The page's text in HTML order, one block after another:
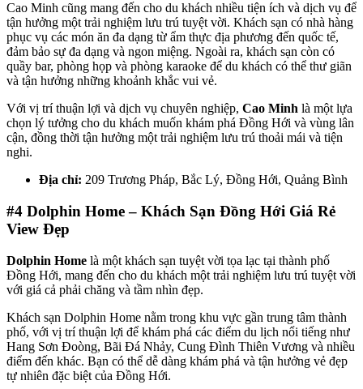
Cao Minh cũng mang đến cho du khách nhiều tiện ích và dịch vụ để
tận hưởng một trải nghiệm lưu trú tuyệt vời. Khách sạn có nhà hàng
phục vụ các món ăn đa dạng từ ẩm thực địa phương đến quốc tế,
đảm bảo sự đa dạng và ngon miệng. Ngoài ra, khách sạn còn có
quầy bar, phòng họp và phòng karaoke để du khách có thể thư giãn
và tận hưởng những khoảnh khắc vui vẻ.
Với vị trí thuận lợi và dịch vụ chuyên nghiệp, Cao Minh là một lựa
chọn lý tưởng cho du khách muốn khám phá Đồng Hới và vùng lân
cận, đồng thời tận hưởng một trải nghiệm lưu trú thoải mái và tiện
nghi.
Địa chỉ: 209 Trương Pháp, Bắc Lý, Đồng Hới, Quảng Bình
#4 Dolphin Home – Khách Sạn Đồng Hới Giá Rẻ
View Đẹp
Dolphin Home là một khách sạn tuyệt vời tọa lạc tại thành phố
Đồng Hới, mang đến cho du khách một trải nghiệm lưu trú tuyệt vời
với giá cả phải chăng và tầm nhìn đẹp.
Khách sạn Dolphin Home nằm trong khu vực gần trung tâm thành
phố, với vị trí thuận lợi để khám phá các điểm du lịch nổi tiếng như
Hang Sơn Đoòng, Bãi Đá Nhảy, Cung Đình Thiên Vương và nhiều
điểm đến khác. Bạn có thể dễ dàng khám phá và tận hưởng vẻ đẹp
tự nhiên đặc biệt của Đồng Hới.